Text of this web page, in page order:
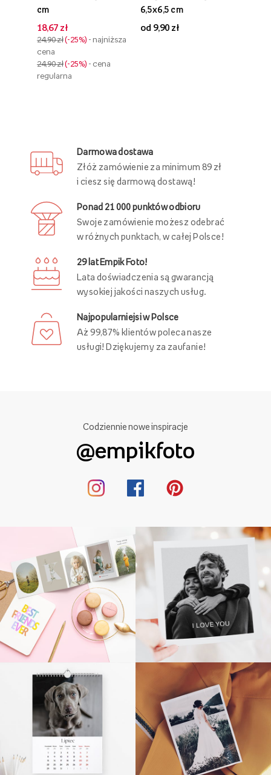
cm
18,67 zł
24,90 zł -25% - najniższa
cena
24,90 zł -25% - cena
regularna
6,5x6,5 cm
od 9,90 zł
Darmowa dostawa
Złóż zamówienie za minimum 89 zł
i ciesz się darmową dostawą!
Ponad 21 000 punktów odbioru
Swoje zamówienie możesz odebrać
w różnych punktach, w całej Polsce!
29 lat Empik Foto!
Lata doświadczenia są gwarancją
wysokiej jakości naszych usług.
Najpopularniejsi w Polsce
Aż 99,87% klientów poleca nasze
usługi! Dziękujemy za zaufanie!
Codziennie nowe inspiracje
@empikfoto